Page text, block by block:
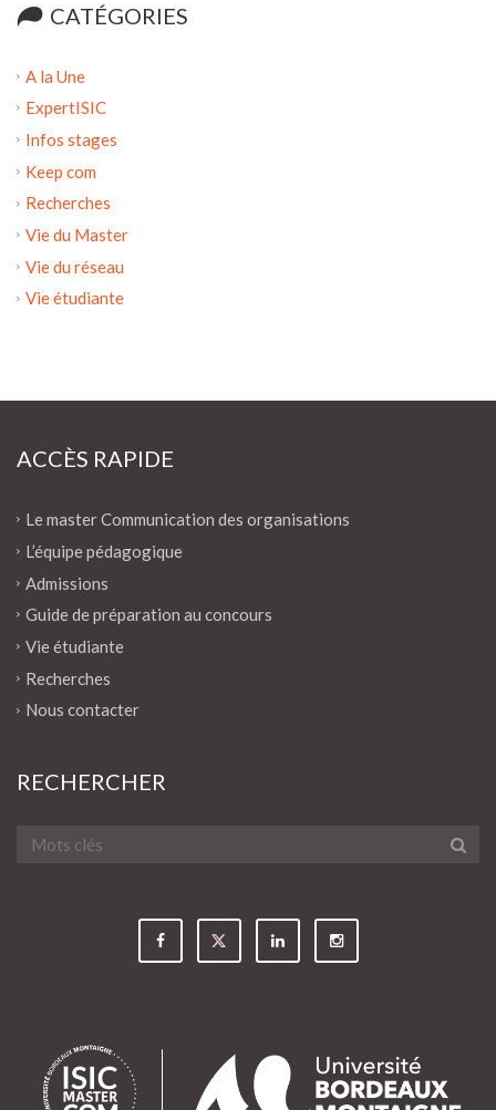
CATÉGORIES
A la Une
ExpertISIC
Infos stages
Keep com
Recherches
Vie du Master
Vie du réseau
Vie étudiante
ACCÈS RAPIDE
Le master Communication des organisations
L’équipe pédagogique
Admissions
Guide de préparation au concours
Vie étudiante
Recherches
Nous contacter
RECHERCHER